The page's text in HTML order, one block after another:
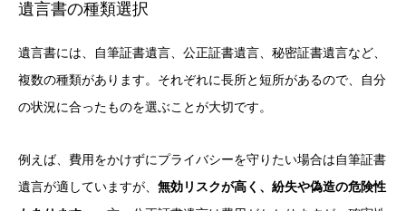
遺言書の種類選択
遺言書には、自筆証書遺言、公正証書遺言、秘密証書遺言など、
複数の種類があります。それぞれに長所と短所があるので、自分
の状況に合ったものを選ぶことが大切です。
例えば、費用をかけずにプライバシーを守りたい場合は自筆証書
遺言が適していますが、 無効リスクが高く、紛失や偽造の危険性